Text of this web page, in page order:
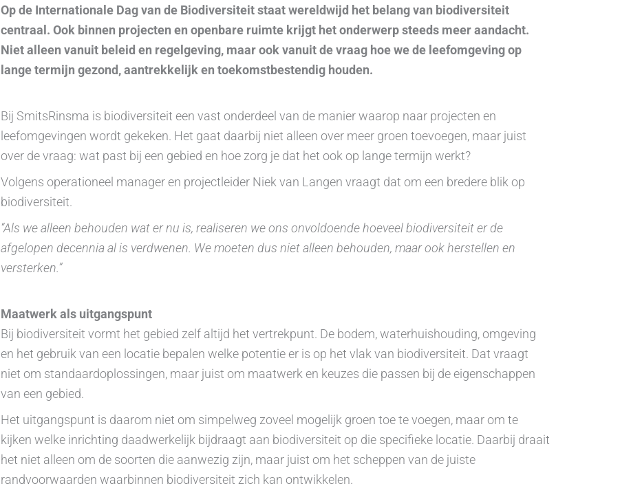
Op de Internationale Dag van de Biodiversiteit staat wereldwijd het belang van biodiversiteit
centraal. Ook binnen projecten en openbare ruimte krijgt het onderwerp steeds meer aandacht.
Niet alleen vanuit beleid en regelgeving, maar ook vanuit de vraag hoe we de leefomgeving op
lange termijn gezond, aantrekkelijk en toekomstbestendig houden.
Bij SmitsRinsma is biodiversiteit een vast onderdeel van de manier waarop naar projecten en
leefomgevingen wordt gekeken. Het gaat daarbij niet alleen over meer groen toevoegen, maar juist
over de vraag: wat past bij een gebied en hoe zorg je dat het ook op lange termijn werkt?
Volgens operationeel manager en projectleider Niek van Langen vraagt dat om een bredere blik op
biodiversiteit.
“Als we alleen behouden wat er nu is, realiseren we ons onvoldoende hoeveel biodiversiteit er de
afgelopen decennia al is verdwenen. We moeten dus niet alleen behouden, maar ook herstellen en
versterken.”
Maatwerk als uitgangspunt
Bij biodiversiteit vormt het gebied zelf altijd het vertrekpunt. De bodem, waterhuishouding, omgeving
en het gebruik van een locatie bepalen welke potentie er is op het vlak van biodiversiteit. Dat vraagt
niet om standaardoplossingen, maar juist om maatwerk en keuzes die passen bij de eigenschappen
van een gebied.
Het uitgangspunt is daarom niet om simpelweg zoveel mogelijk groen toe te voegen, maar om te
kijken welke inrichting daadwerkelijk bijdraagt aan biodiversiteit op die specifieke locatie. Daarbij draait
het niet alleen om de soorten die aanwezig zijn, maar juist om het scheppen van de juiste
randvoorwaarden waarbinnen biodiversiteit zich kan ontwikkelen.